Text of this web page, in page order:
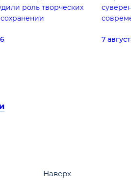
роль творческих
7
Наверх